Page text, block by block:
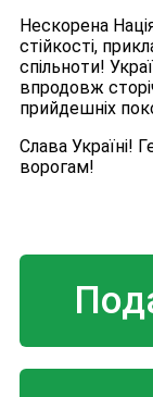
Нескорена
стійкості,
спільноти!
впродовж
прийдешніх
Слава Україні!
ворогам!